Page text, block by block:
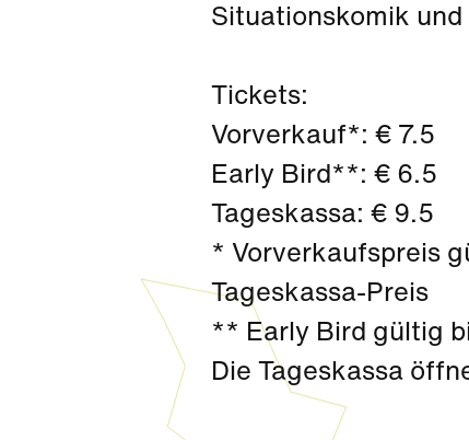
Situationskomik und
Tickets:
Vorverkauf*: € 7.5
Early Bird**: € 6.5
Tageskassa: € 9.5
* Vorverkaufspreis
Tageskassa-Preis
** Early Bird gültig
Die Tageskassa